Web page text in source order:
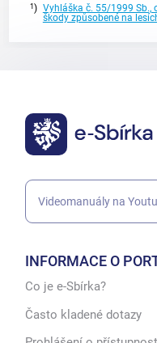
1) Vyhláška č. 55/1999 Sb.,
škody způsobené na
Videomanuály na
INFORMACE O
Co je e-Sbírka?
Často kladené dotazy